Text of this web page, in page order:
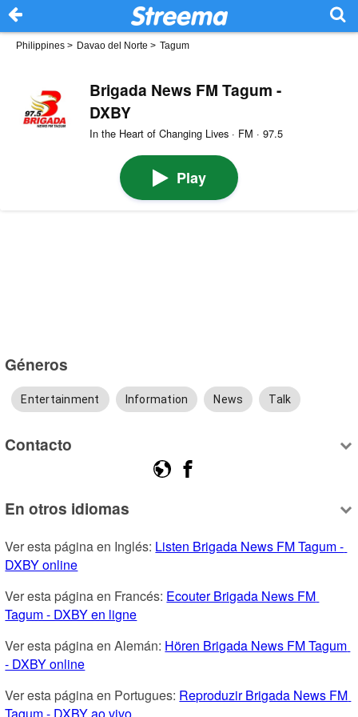
Philippines > Davao del Norte > Tagum
Brigada News FM Tagum -
DXBY
In the Heart of Changing Lives · FM · 97.5
Play
Géneros
Entertainment Information News Talk
Contacto
En otros idiomas
Ver esta página en Inglés: Listen Brigada News FM Tagum -
DXBY online
Ver esta página en Francés: Ecouter Brigada News FM
Tagum - DXBY en ligne
Ver esta página en Alemán: Hören Brigada News FM Tagum
- DXBY online
Ver esta página en Portugues: Reproduzir Brigada News FM
Tagum - DXBY ao vivo